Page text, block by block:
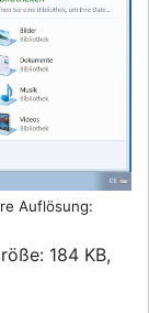
Auflösung:
184 KB,